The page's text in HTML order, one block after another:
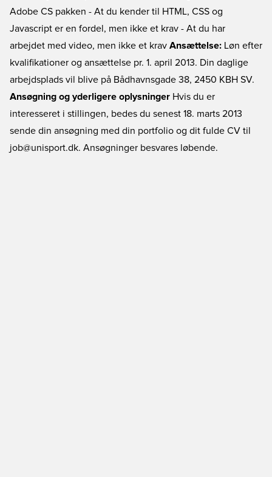
Adobe CS pakken - At du kender til HTML, CSS og
Javascript er en fordel, men ikke et krav - At du har
arbejdet med video, men ikke et krav Ansættelse: Løn efter
kvalifikationer og ansættelse pr. 1. april 2013. Din daglige
arbejdsplads vil blive på Bådhavnsgade 38, 2450 KBH SV.
Ansøgning og yderligere oplysninger Hvis du er
interesseret i stillingen, bedes du senest 18. marts 2013
sende din ansøgning med din portfolio og dit fulde CV til
job@unisport.dk. Ansøgninger besvares løbende.